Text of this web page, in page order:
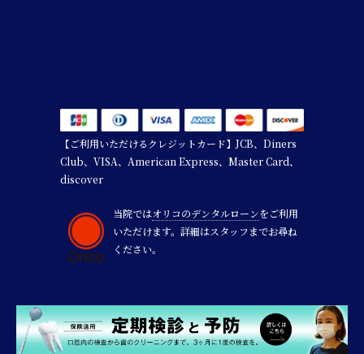
【ご利用いただけるクレジットカード】JCB、Diners
Club、VISA、American Express、Master Card、
discover
当院ではオリコのデンタルローンをご利用
いただけます。詳細はスタッフまでお尋ね
ください。